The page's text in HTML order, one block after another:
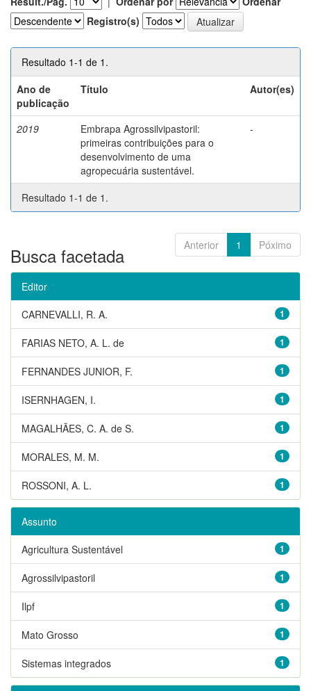
Registro(s)
Resultado 1-1 de 1.
Ano de
publicação
Título Autor(es)
2019
Embrapa Agrossilvipastoril:
primeiras contribuições para o
desenvolvimento de uma
agropecuária sustentável.
-
Resultado 1-1 de 1.
Anterior 1 Póximo
Busca facetada
Editor
1
CARNEVALLI, R. A.
1
FARIAS NETO, A. L. de
1
FERNANDES JUNIOR, F.
1
ISERNHAGEN, I.
1
MAGALHÃES, C. A. de S.
1
MORALES, M. M.
1
ROSSONI, A. L.
Assunto
1
Agricultura Sustentável
1
Agrossilvipastoril
1
Ilpf
1
Mato Grosso
1
Sistemas integrados